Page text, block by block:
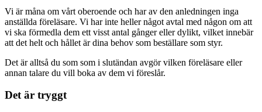
Vi är måna om vårt oberoende och har av den anledningen inga
anställda föreläsare. Vi har inte heller något avtal med någon om att
vi ska förmedla dem ett visst antal gånger eller dylikt, vilket innebär
att det helt och hållet är dina behov som beställare som styr.
Det är alltså du som som i slutändan avgör vilken föreläsare eller
annan talare du vill boka av dem vi föreslår.
Det är tryggt